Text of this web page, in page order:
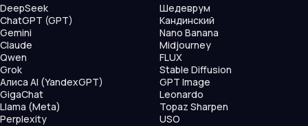
DeepSeek
ChatGPT (GPT)
Gemini
Claude
Qwen
Grok
Алиса AI (YandexGPT)
GigaChat
Llama (Meta)
Perplexity
Шедеврум
Кандинский
Nano Banana
Midjourney
FLUX
Stable Diffusion
GPT Image
Leonardo
Topaz Sharpen
USO